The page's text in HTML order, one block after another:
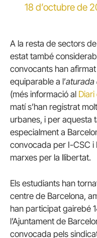
18 d’octubre de
A la resta de sectors
estat també
convocants han
equiparable a l’aturada
(més informació al
matí s’han registrat
urbanes, i per aquesta
especialment a
convocada per I-CSC i
marxes per la llibertat.
Els estudiants han
centre de Barcelona,
han participat gairebé
l’Ajuntament de
convocada pels